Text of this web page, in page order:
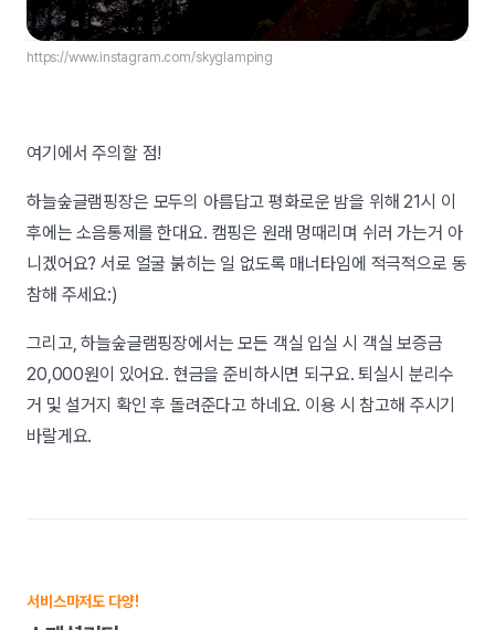
https://www.instagram.com/skyglamping
여기에서 주의할 점!
하늘숲글램핑장은 모두의 아름답고 평화로운 밤을 위해 21시 이
후에는 소음통제를 한대요. 캠핑은 원래 멍때리며 쉬러 가는거 아
니겠어요? 서로 얼굴 붉히는 일 없도록 매너타임에 적극적으로 동
참해 주세요:)
그리고, 하늘숲글램핑장에서는 모든 객실 입실 시 객실 보증금
20,000원이 있어요. 현금을 준비하시면 되구요. 퇴실시 분리수
거 및 설거지 확인 후 돌려준다고 하네요. 이용 시 참고해 주시기
바랄게요.
서비스마저도 다양!